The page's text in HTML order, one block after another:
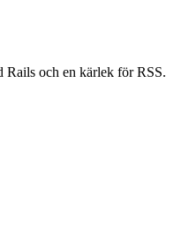
Rails och en kärlek för RSS.